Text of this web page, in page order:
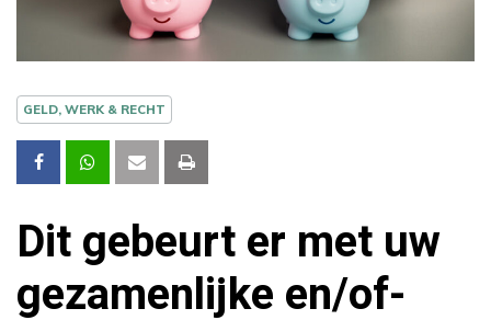
GELD, WERK & RECHT
Dit gebeurt er met uw
gezamenlijke en/of-